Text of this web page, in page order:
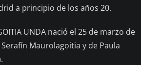
a principio de los años 20.
UNDA nació el 25 de marzo de
Maurolagoitia y de Paula